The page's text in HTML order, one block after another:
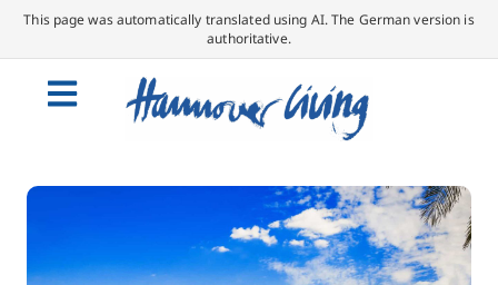
This page was automatically translated using AI. The German version is
authoritative.